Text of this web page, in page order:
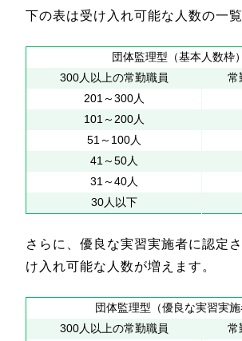
下の表は受け入れ可能な人数の一覧
団体監理型（基本人数枠）
300人以上の常勤職員
常
201～300人
101～200人
51～100人
41～50人
31～40人
30人以下
さらに、優良な実習実施者に認定
け入れ可能な人数が増えます。
団体監理型（優良な実習実施
300人以上の常勤職員
常